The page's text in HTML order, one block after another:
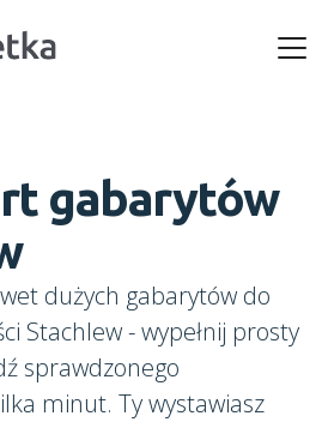
gabarytów
dużych gabarytów do
Stachlew - wypełnij prosty
sprawdzonego
minut. Ty wystawiasz